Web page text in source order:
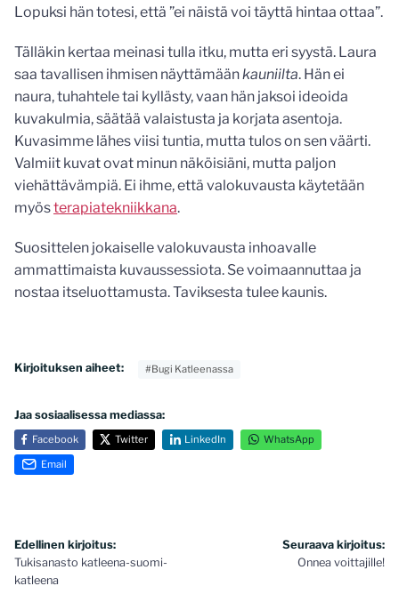
Lopuksi hän totesi, että ”ei näistä voi täyttä hintaa ottaa”.
Tälläkin kertaa meinasi tulla itku, mutta eri syystä. Laura
saa tavallisen ihmisen näyttämäänkauniilta. Hän ei
naura, tuhahtele tai kyllästy, vaan hän jaksoi ideoida
kuvakulmia, säätää valaistusta ja korjata asentoja.
Kuvasimme lähes viisi tuntia, mutta tulos on sen väärti.
Valmiit kuvat ovat minun näköisiäni, mutta paljon
viehättävämpiä. Ei ihme, että valokuvausta käytetään
myösterapiatekniikkana.
Suosittelen jokaiselle valokuvausta inhoavalle
ammattimaista kuvaussessiota. Se voimaannuttaa ja
nostaa itseluottamusta. Taviksesta tulee kaunis.
Kirjoituksen aiheet: #Bugi Katleenassa
Jaa sosiaalisessa mediassa:
Facebook Twitter LinkedIn WhatsApp
Email
Artikkelien
selaus
Edellinen kirjoitus:
Tukisanasto katleena-suomi-
katleena
Seuraava kirjoitus:
Onnea voittajille!